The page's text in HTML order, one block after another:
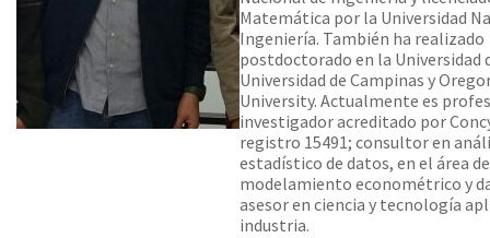
Matemática por la Universidad
Ingeniería. También ha realizado
postdoctorado en la Universidad
Universidad de Campinas y
University. Actualmente es
investigador acreditado por
registro 15491; consultor en
estadístico de datos, en el área de
modelamiento econométrico y
asesor en ciencia y tecnología
industria.